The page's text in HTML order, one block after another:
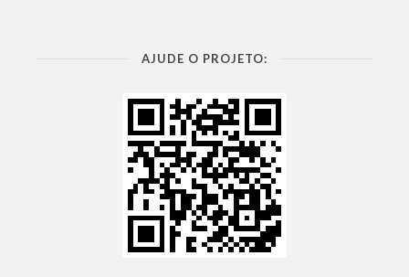
AJUDE O PROJETO: